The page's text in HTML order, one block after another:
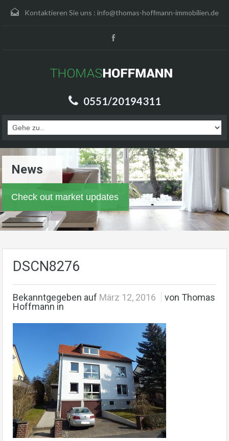
Kontaktieren Sie uns : info@thomas-hoffmann-immobilien.de
0551/20194311
News
Check out market updates
DSCN8276
Bekanntgegeben auf März 12, 2016
von Thomas
Hoffmann in